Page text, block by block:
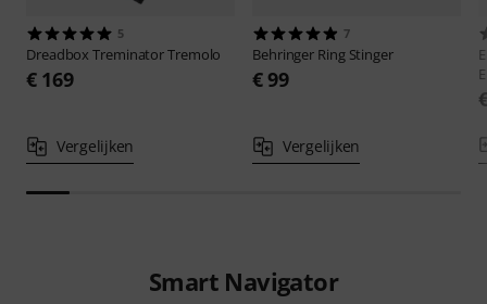
5
DreadboxTreminator Tremolo
€ 169
Vergelijken
7
Behringer Ring Stinger
€ 99
Vergelijken
Smart Navigator